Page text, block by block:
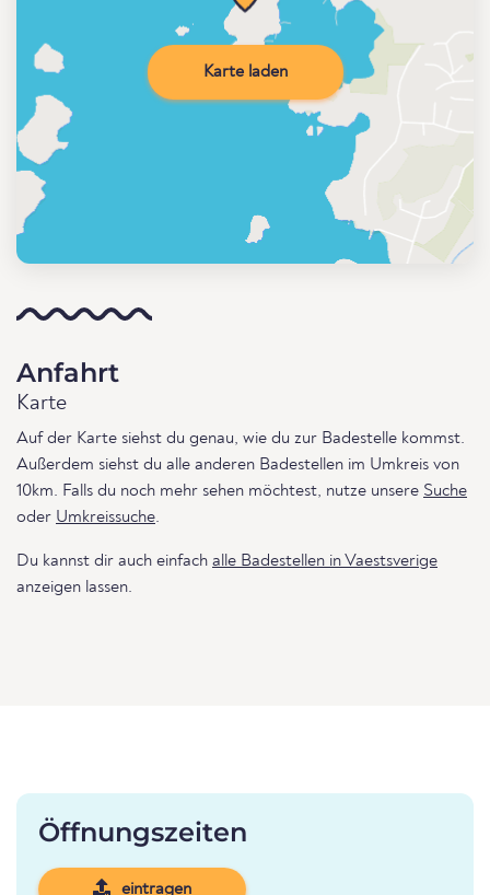
Karte laden
Anfahrt
Karte
Auf der Karte siehst du genau, wie du zur Badestelle kommst.
Außerdem siehst du alle anderen Badestellen im Umkreis von
10km. Falls du noch mehr sehen möchtest, nutze unsere Suche
oder Umkreissuche.
Du kannst dir auch einfach alle Badestellen in Vaestsverige
anzeigen lassen.
Öffnungszeiten
eintragen